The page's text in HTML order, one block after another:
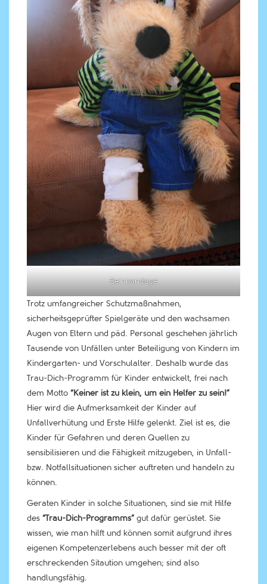
Beinbandage
Trotz umfangreicher Schutzmaßnahmen,
sicherheitsgeprüfter Spielgeräte und den wachsamen
Augen von Eltern und päd. Personal geschehen jährlich
Tausende von Unfällen unter Beteiligung von Kindern im
Kindergarten- und Vorschulalter. Deshalb wurde das
Trau-Dich-Programm für Kinder entwickelt, frei nach
dem Motto “Keiner ist zu klein, um ein Helfer zu sein!”
Hier wird die Aufmerksamkeit der Kinder auf
Unfallverhütung und Erste Hilfe gelenkt. Ziel ist es, die
Kinder für Gefahren und deren Quellen zu
sensibilisieren und die Fähigkeit mitzugeben, in Unfall-
bzw. Notfallsituationen sicher auftreten und handeln zu
können.
Geraten Kinder in solche Situationen, sind sie mit Hilfe
des “Trau-Dich-Programms” gut dafür gerüstet. Sie
wissen, wie man hilft und können somit aufgrund ihres
eigenen Kompetenzerlebens auch besser mit der oft
erschreckenden Sitaution umgehen; sind also
handlungsfähig.